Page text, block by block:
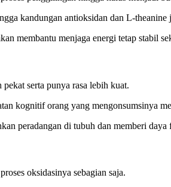
kandungan antioksidan dan L-theanine
membantu menjaga energi tetap stabil
serta punya rasa lebih kuat.
kognitif orang yang mengonsumsinya
peradangan di tubuh dan memberi
oksidasinya sebagian saja.